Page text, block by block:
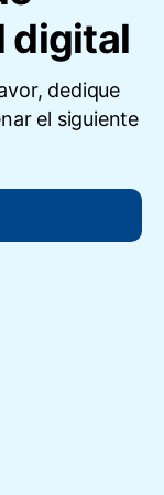
digital
dedique
el siguiente